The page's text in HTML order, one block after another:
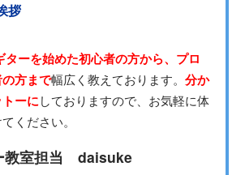
拶
ターを始めた初心者の方から、プロ
方まで幅広く教えております。 分か
ーにしておりますので、お気軽に体
ください。
教室担当 daisuke